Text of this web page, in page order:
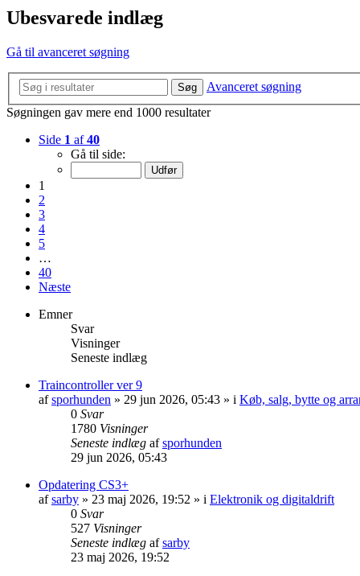
Ubesvarede indlæg
Gå til avanceret søgning
Søg
Avanceret søgning
Søgningen gav mere end 1000 resultater
Side 1 af40
Gå til side:
1
2
3
4
5
…
40
Næste
Emner
Svar
Visninger
Seneste indlæg
Traincontroller ver 9
afsporhunden » 29 jun 2026, 05:43 » i Køb, salg, bytte og
0 Svar
1780 Visninger
Seneste indlæg afsporhunden
29 jun 2026, 05:43
Opdatering CS3+
afsarby » 23 maj 2026, 19:52 » i Elektronik og digitaldrift
0 Svar
527 Visninger
Seneste indlæg afsarby
23 maj 2026, 19:52